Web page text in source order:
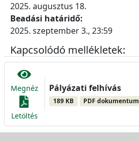
2025. augusztus 18.
Beadási határidő:
2025. szeptember 3., 23:59
Kapcsolódó mellékletek:
Megnéz
Letöltés
Pályázati felhívás
189 KB PDF dokumentum